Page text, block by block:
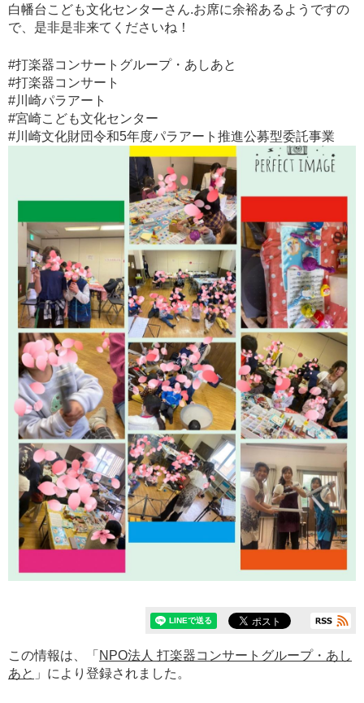
白幡台こども文化センターさん.お席に余裕あるようですの
で、是非是非来てくださいね！
#打楽器コンサートグループ・あしあと
#打楽器コンサート
#川崎パラアート
#宮崎こども文化センター
#川崎文化財団令和5年度パラアート推進公募型委託事業
この情報は、「 NPO法人 打楽器コンサートグループ・あし
あと 」により登録されました。